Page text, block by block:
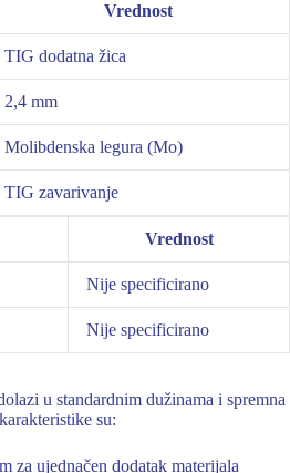
Vrednost
TIG dodatna žica
2,4 mm
Molibdenska legura (Mo)
TIG zavarivanje
Vrednost
Nije specificirano
Nije specificirano
u standardnim dužinama i spremna
su:
za ujednačen dodatak materijala